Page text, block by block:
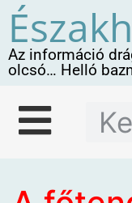
Az információ
olcsó… Helló